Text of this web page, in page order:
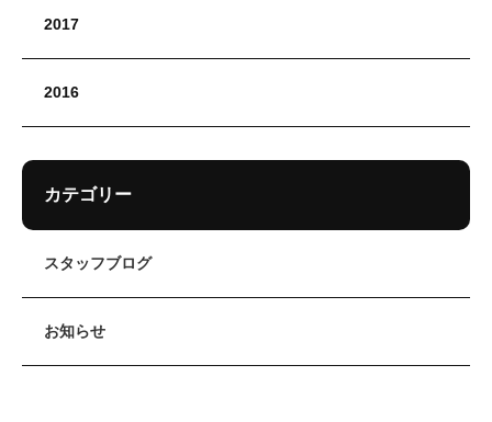
2017
2016
カテゴリー
スタッフブログ
お知らせ